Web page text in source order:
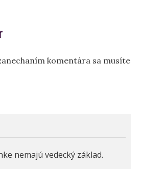
komentára sa musíte
nemajú vedecký základ.